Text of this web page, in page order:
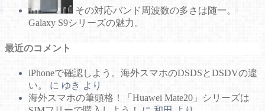
その対応バンド周波数の多さは随一。
Galaxy S9シリーズの魅力。
最近のコメント
iPhoneで確認しよう。海外スマホのDSDSとDSDVの違
い。
に ゆき より
海外スマホの筆頭格！「Huawei Mate20」シリーズは